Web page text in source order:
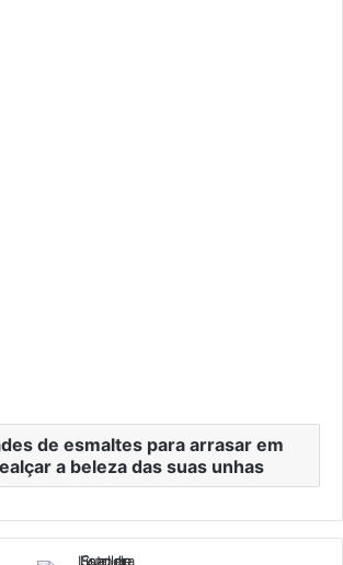
de esmaltes para arrasar em
a beleza das suas unhas